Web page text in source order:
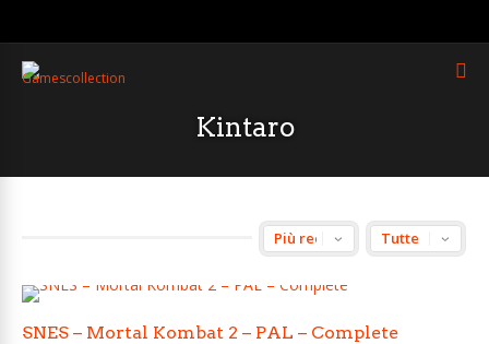
Kintaro
SNES – Mortal Kombat 2 – PAL – Complete